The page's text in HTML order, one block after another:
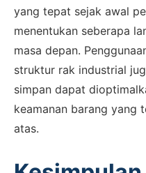
yang tepat sejak awal
menentukan seberapa
masa depan.
struktur rak industrial
simpan dapat
keamanan barang yang
atas.